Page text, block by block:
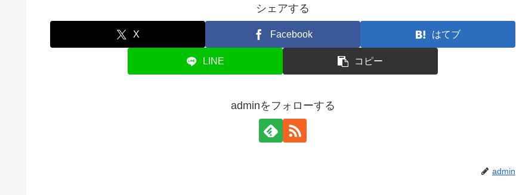
シェアする
X Facebook はてブ
LINE コピー
adminをフォローする
admin